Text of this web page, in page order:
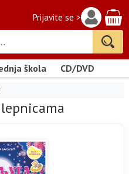
Prijavite se >
škola
CD/DVD